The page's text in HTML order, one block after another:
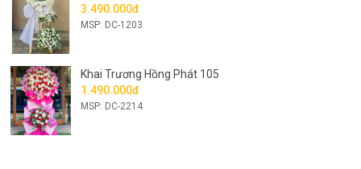
3.490.000đ
MSP: DC-1203
Khai Trương Hồng Phát 105
1.490.000đ
MSP: DC-2214